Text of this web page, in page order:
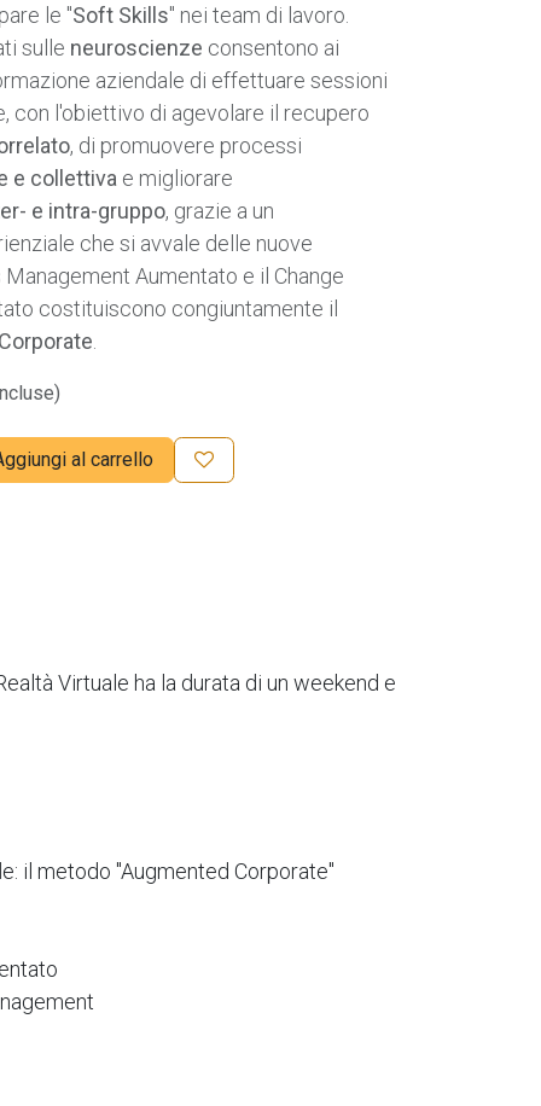
le "Soft Skills" nei team di lavoro.
sulle neuroscienze consentono ai
aziendale di effettuare sessioni
con l'obiettivo di agevolare il recupero
, di promuovere processi
e collettiva e migliorare
e intra-gruppo, grazie a un
che si avvale delle nuove
Aumentato e il Change
costituiscono congiuntamente il
al carrello
Virtuale ha la durata di un weekend e
il metodo "Augmented Corporate"